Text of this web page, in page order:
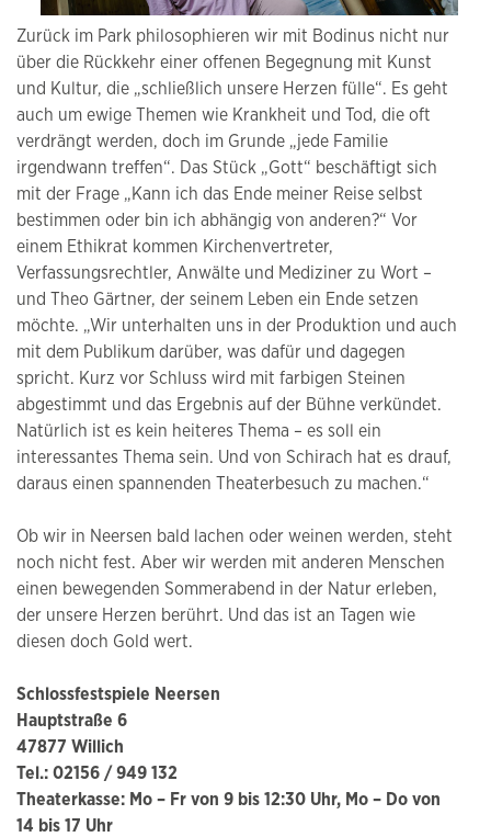
Zurück im Park philosophieren wir mit Bodinus nicht nur
über die Rückkehr einer offenen Begegnung mit Kunst
und Kultur, die „schließlich unsere Herzen fülle“. Es geht
auch um ewige Themen wie Krankheit und Tod, die oft
verdrängt werden, doch im Grunde „jede Familie
irgendwann treffen“. Das Stück „Gott“ beschäftigt sich
mit der Frage „Kann ich das Ende meiner Reise selbst
bestimmen oder bin ich abhängig von anderen?“ Vor
einem Ethikrat kommen Kirchenvertreter,
Verfassungsrechtler, Anwälte und Mediziner zu Wort –
und Theo Gärtner, der seinem Leben ein Ende setzen
möchte. „Wir unterhalten uns in der Produktion und auch
mit dem Publikum darüber, was dafür und dagegen
spricht. Kurz vor Schluss wird mit farbigen Steinen
abgestimmt und das Ergebnis auf der Bühne verkündet.
Natürlich ist es kein heiteres Thema – es soll ein
interessantes Thema sein. Und von Schirach hat es drauf,
daraus einen spannenden Theaterbesuch zu machen.“
Ob wir in Neersen bald lachen oder weinen werden, steht
noch nicht fest. Aber wir werden mit anderen Menschen
einen bewegenden Sommerabend in der Natur erleben,
der unsere Herzen berührt. Und das ist an Tagen wie
diesen doch Gold wert.
Schlossfestspiele Neersen
Hauptstraße 6
47877 Willich
Tel.: 02156 / 949 132
Theaterkasse: Mo – Fr von 9 bis 12:30 Uhr, Mo – Do von
14 bis 17 Uhr